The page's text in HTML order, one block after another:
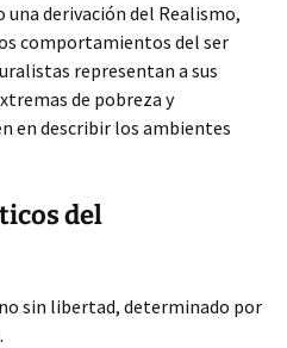
una derivación del Realismo,
comportamientos del ser
representan a sus
de pobreza y
en describir los ambientes
del
sin libertad, determinado por